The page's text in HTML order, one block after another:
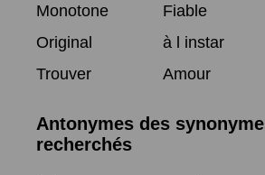
Monotone
Fiable
Original
à l instar
Trouver
Amour
Antonymes des
recherchés